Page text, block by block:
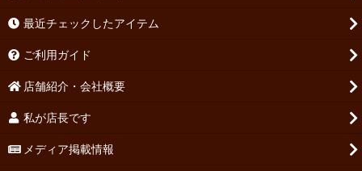
最近チェックしたアイテム
ご利用ガイド
店舗紹介・会社概要
私が店長です
メディア掲載情報